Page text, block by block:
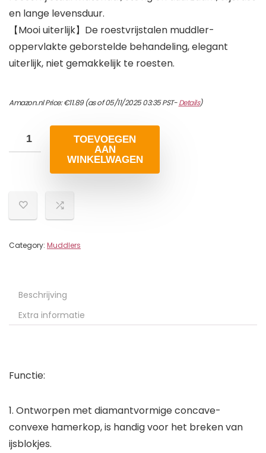
en lange levensduur.
【Mooi uiterlijk】De roestvrijstalen muddler-
oppervlakte geborstelde behandeling, elegant
uiterlijk, niet gemakkelijk te roesten.
Amazon.nl Price:€11.89(as of 05/11/2025 03:35 PST-Details)
TOEVOEGEN
AAN
WINKELWAGEN
Category: Muddlers
Beschrijving
Extra informatie
Functie:
1. Ontworpen met diamantvormige concave-
convexe hamerkop, is handig voor het breken van
ijsblokjes.